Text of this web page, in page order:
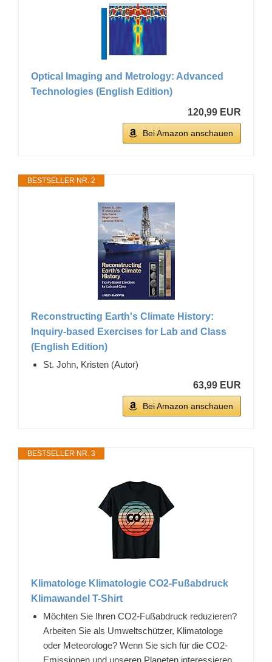
Optical Imaging and Metrology: Advanced
Technologies (English Edition)
120,99 EUR
Bei Amazon anschauen
BESTSELLER NR. 2
Reconstructing Earth's Climate History:
Inquiry-based Exercises for Lab and Class
(English Edition)
St. John, Kristen (Autor)
63,99 EUR
Bei Amazon anschauen
BESTSELLER NR. 3
Klimatologe Klimatologie CO2-Fußabdruck
Klimawandel T-Shirt
Möchten Sie Ihren CO2-Fußabdruck reduzieren?
Arbeiten Sie als Umweltschützer, Klimatologe
oder Meteorologe? Wenn Sie sich für die CO2-
Emissionen und unseren Planeten interessieren,